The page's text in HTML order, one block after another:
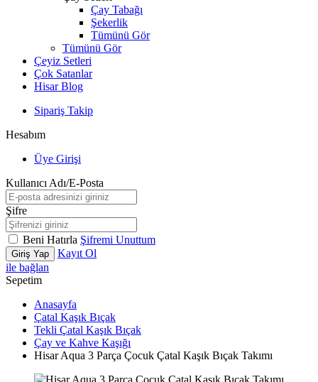
Çay Tabağı
Şekerlik
Tümünü Gör
Tümünü Gör
Çeyiz Setleri
Çok Satanlar
Hisar Blog
Sipariş Takip
Hesabım
Üye Girişi
Kullanıcı Adı/E-Posta
Şifre
Beni Hatırla Şifremi Unuttum
Giriş Yap
Kayıt Ol
ile bağlan
Sepetim
Anasayfa
Çatal Kaşık Bıçak
Tekli Çatal Kaşık Bıçak
Çay ve Kahve Kaşığı
Hisar Aqua 3 Parça Çocuk Çatal Kaşık Bıçak Takımı